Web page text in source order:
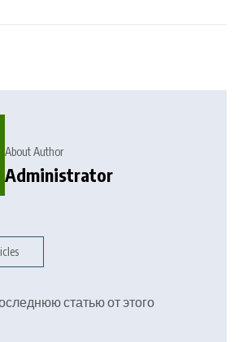
About Author
Administrator
статью от этого